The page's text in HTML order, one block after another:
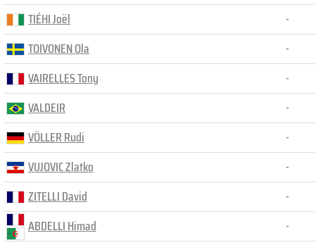
TIÉHI Joël
-
TOIVONEN Ola
-
VAIRELLES Tony
-
VALDEIR
-
VÖLLER Rudi
-
VUJOVIC Zlatko
-
ZITELLI David
-
ABDELLI Himad
-